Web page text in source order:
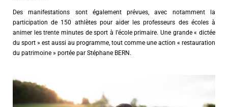
Des manifestations sont également prévues, avec notamment la
participation de 150 athlètes pour aider les professeurs des écoles à
animer les trente minutes de sport à l’école primaire. Une grande « dictée
du sport » est aussi au programme, tout comme une action « restauration
du patrimoine » portée par Stéphane BERN.